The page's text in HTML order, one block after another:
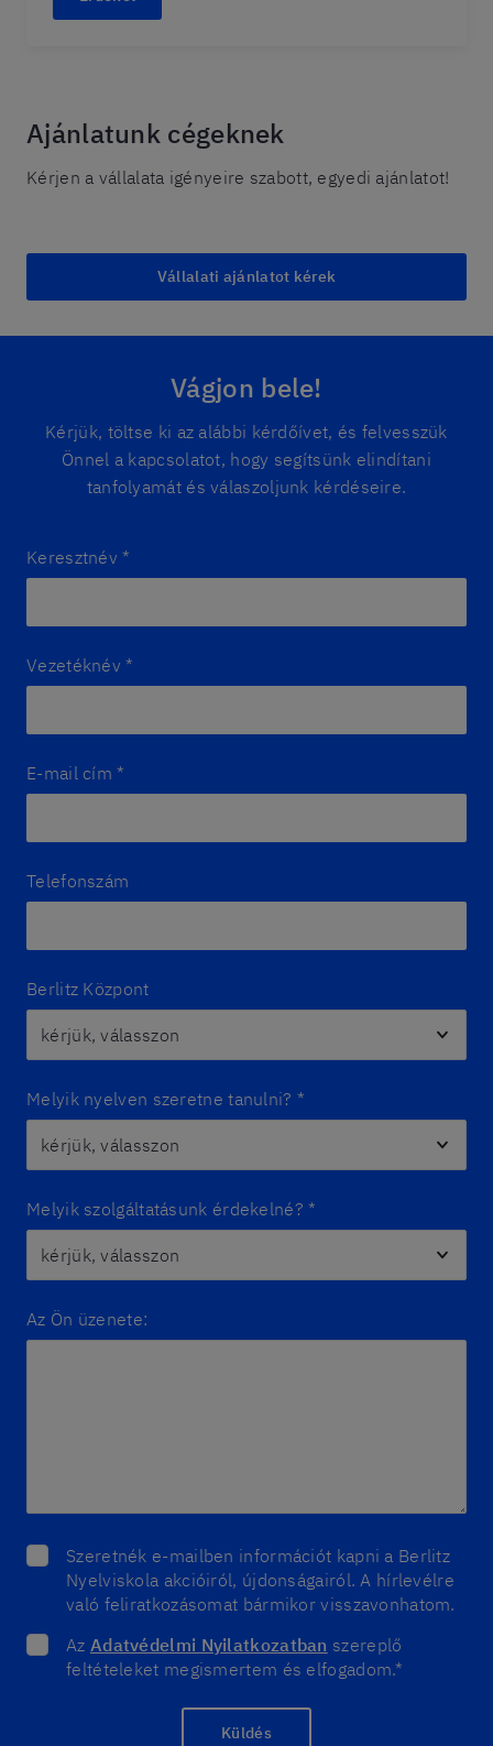
Ajánlatunk cégeknek
Kérjen a vállalata igényeire szabott, egyedi ajánlatot!
Vállalati ajánlatot kérek
Vágjon bele!
Kérjük, töltse ki az alábbi kérdőívet, és felvesszük
Önnel a kapcsolatot, hogy segítsünk elindítani
tanfolyamát és válaszoljunk kérdéseire.
Keresztnév *
Vezetéknév *
E-mail cím *
Telefonszám
Berlitz Központ
Melyik nyelven szeretne tanulni? *
Melyik szolgáltatásunk érdekelné? *
Az Ön üzenete:
Szeretnék e-mailben információt kapni a Berlitz
Nyelviskola akcióiról, újdonságairól. A hírlevélre
való feliratkozásomat bármikor visszavonhatom.
Az Adatvédelmi Nyilatkozatban szereplő
feltételeket megismertem és elfogadom.*
Küldés